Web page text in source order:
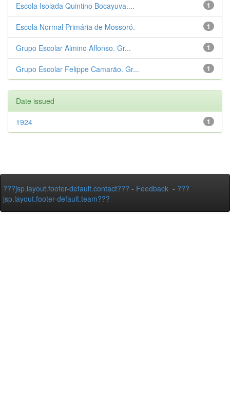
1
Escola Isolada Quintino Bocayuva....
1
Escola Normal Primária de Mossoró.
1
Grupo Escolar Almino Affonso. Gr...
1
Grupo Escolar Felippe Camarão. Gr...
Date issued
1
1924
???jsp.layout.footer-default.contact??? - Feedback - ???
jsp.layout.footer-default.team???